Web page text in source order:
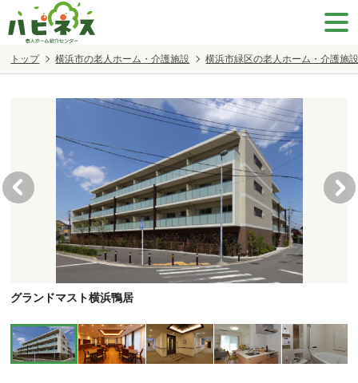
トップ 横浜市の老人ホーム・介護施設 横浜市緑区の老人ホーム・介護施
グランドマスト横浜鴨居